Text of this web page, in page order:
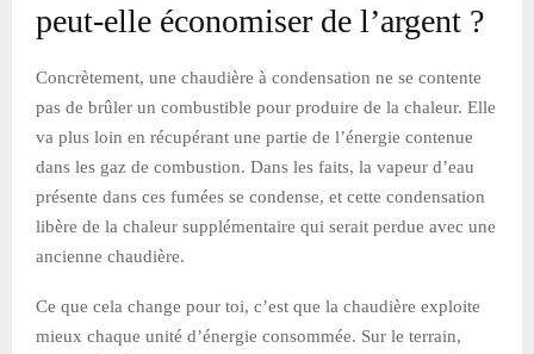
peut-elle économiser de l’argent ?
Concrètement, une chaudière à condensation ne se contente
pas de brûler un combustible pour produire de la chaleur. Elle
va plus loin en récupérant une partie de l’énergie contenue
dans les gaz de combustion. Dans les faits, la vapeur d’eau
présente dans ces fumées se condense, et cette condensation
libère de la chaleur supplémentaire qui serait perdue avec une
ancienne chaudière.
Ce que cela change pour toi, c’est que la chaudière exploite
mieux chaque unité d’énergie consommée. Sur le terrain,